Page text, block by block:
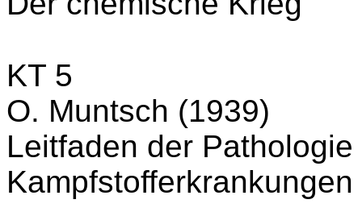
KT 5
O. Muntsch (1939)
Leitfaden der
Kampfstofferkrankungen